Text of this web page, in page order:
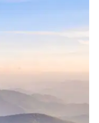
et en faisant glisser.